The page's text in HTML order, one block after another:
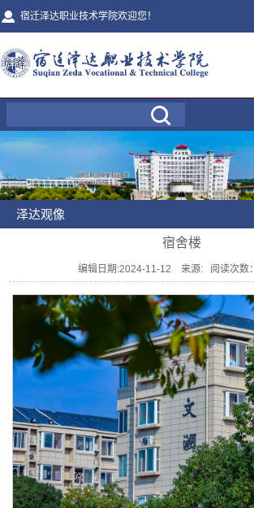
宿迁泽达职业技术学院欢迎您！
泽达观像
宿舍楼
编辑日期:2024-11-12 来源: 阅读次数：